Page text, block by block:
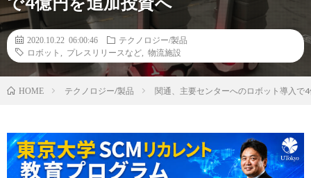
2020.10.22 06:00:46
テクノロジー/製品
ロボット
プレスリリースなど 物流施設
HOME テクノロジー/製品 関通、主要センターへのロボット導入で